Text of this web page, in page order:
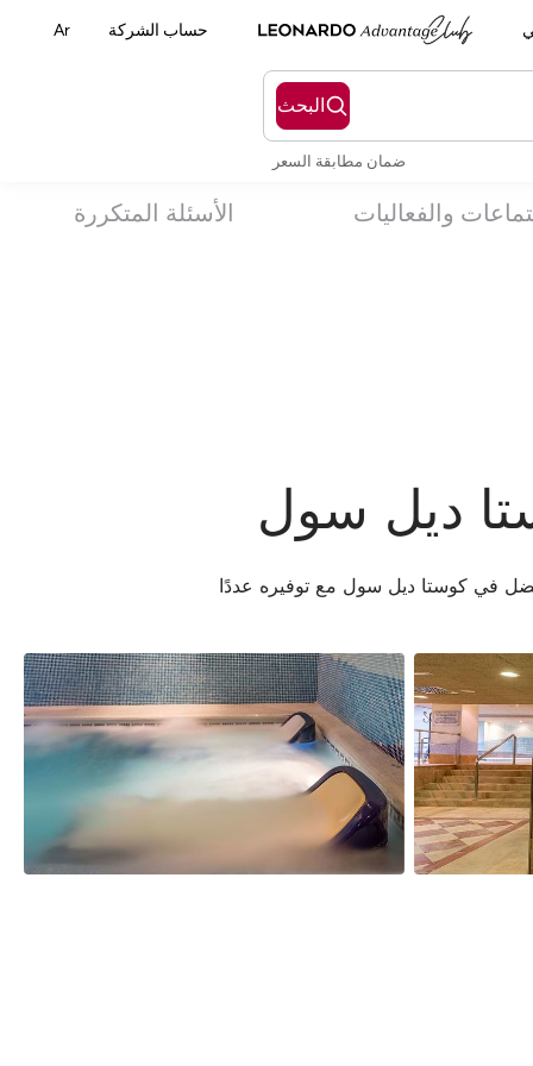
حساب الشركة Ar
البحث
ضمان مطابقة السعر
والفعاليات الأسئلة المتكررة
ديل سول
في كوستا ديل سول مع توفيره عددًا